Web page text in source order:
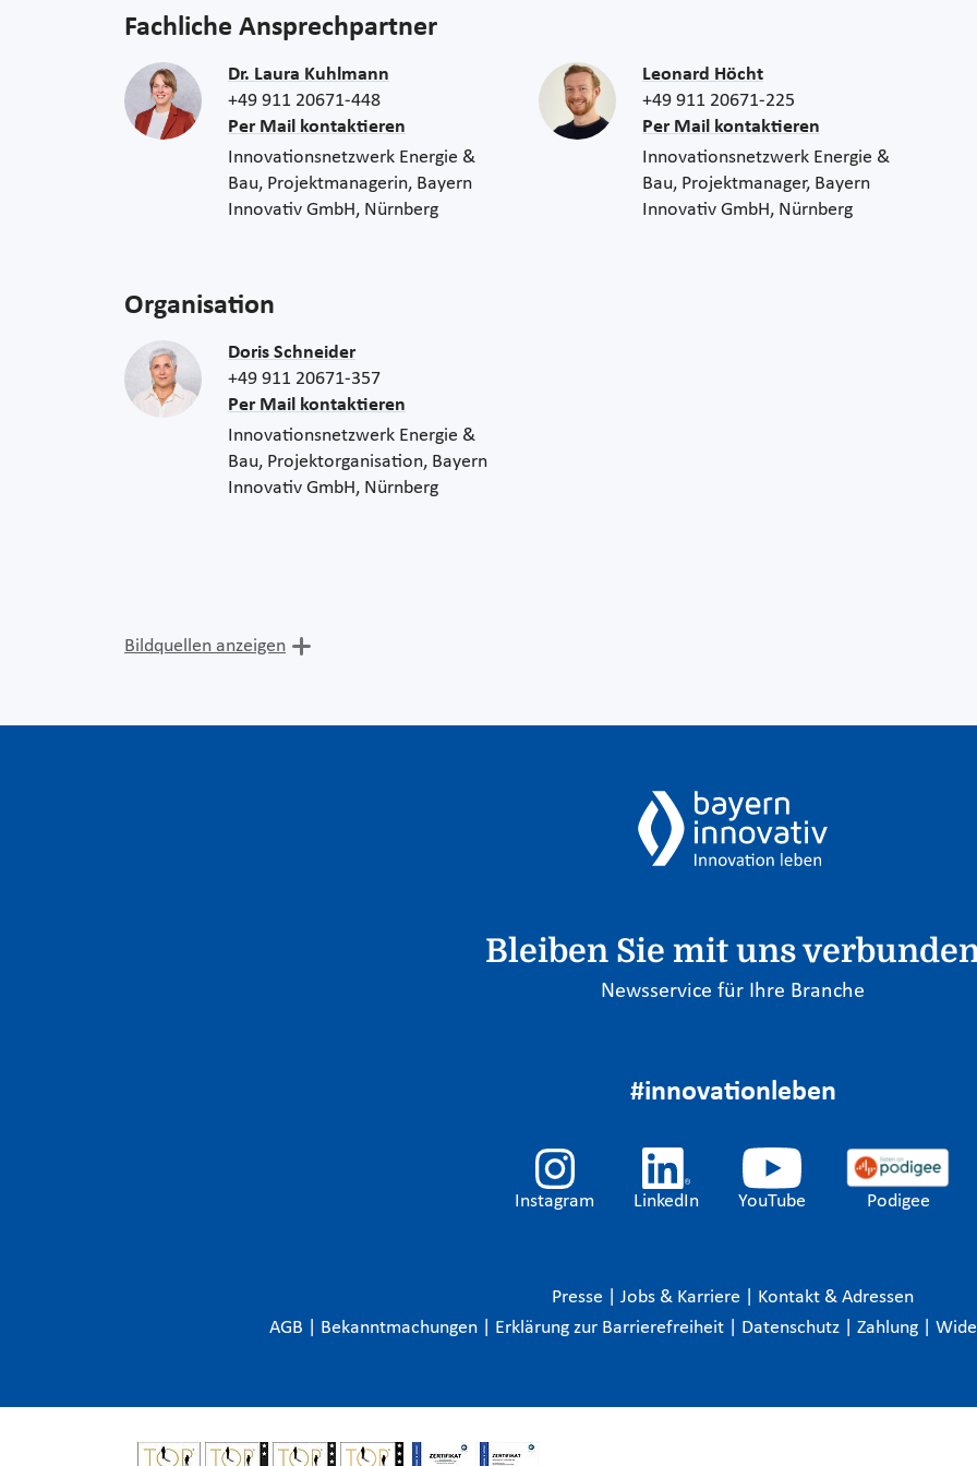
Fachliche Ansprechpartner
Dr. Laura Kuhlmann
+49 911 20671-448
Per Mail kontaktieren
Innovationsnetzwerk Energie &
Bau, Projektmanagerin, Bayern
Innovativ GmbH, Nürnberg
Leonard Höcht
+49 911 20671-225
Per Mail kontaktieren
Innovationsnetzwerk Energie &
Bau, Projektmanager, Bayern
Innovativ GmbH, Nürnberg
Organisation
Doris Schneider
+49 911 20671-357
Per Mail kontaktieren
Innovationsnetzwerk Energie &
Bau, Projektorganisation, Bayern
Innovativ GmbH, Nürnberg
Bildquellen anzeigen
Bleiben Sie mit uns
Newsservice für Ihre Branche
#innovationleben
Instagram LinkedIn YouTube Podigee
Presse Jobs & Karriere
Kontakt & Adressen
AGB
Bekanntmachungen Erklärung zur Barrierefreiheit Datenschutz Zahlung